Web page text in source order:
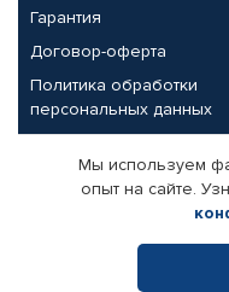
Гарантия
Договор-оферта
Политика обработки
персональных данных
Партнерам
Корпоративным
Поставщикам
Мы используем
опыт на сайте.